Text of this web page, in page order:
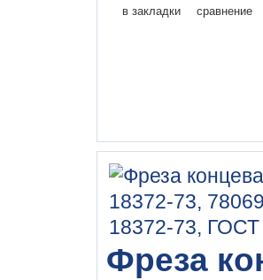
в закладки сравнение
Фреза